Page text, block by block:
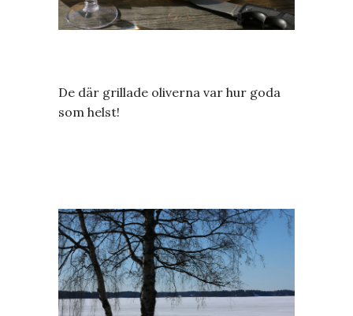
De där grillade oliverna var hur goda
som helst!